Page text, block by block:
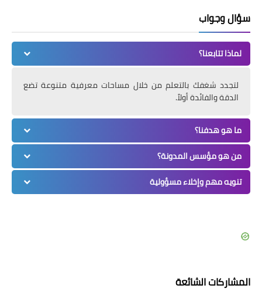
سؤال وجواب
لماذا تتابعنا؟
لتجدد شغفك بالتعلم من خلال مساحات معرفية متنوعة تضع
الدقة والفائدة أولاً.
ما هو هدفنا؟
من هو مؤسس المدونة؟
تنويه مهم وإخلاء مسؤولية
المشاركات الشائعة